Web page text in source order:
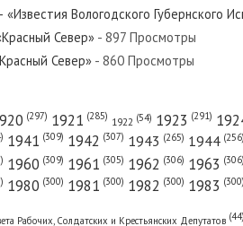
Север»
Вологодского Губернского
Север» - 897 Просмотры
Север» - 860 Просмотры
(297) 1921 (285) 1922 (54) 1923 (291)
1941 (309) 1942 (307) 1943 (265) 1944 (256)
1960 (309) 1961 (305) 1962 (306) 1963 (306)
1980 (300) 1981 (300) 1982 (300) 1983 (300)
Рабочих, Солдатских и Крестьянских Депутатов (44)